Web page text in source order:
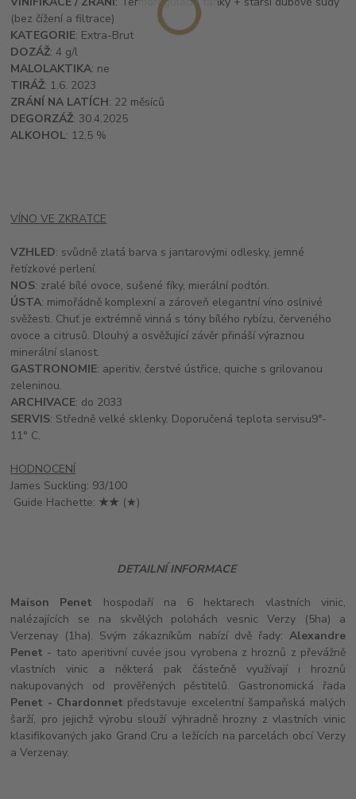
(bez čížení a filtrace)
KATEGORIE: Extra-Brut
DOZÁŽ: 4 g/l
MALOLAKTIKA: ne
TIRÁŽ: 1.6. 2023
ZRÁNÍ NA LATÍCH: 22 měsíců
DEGORZÁŽ: 30.4.2025
ALKOHOL: 12,5 %
VÍNO VE ZKRATCE
VZHLED: svůdně zlatá barva s jantarovými odlesky, jemné
řetízkové perlení.
NOS: zralé bílé ovoce, sušené fíky, mierální podtón.
ÚSTA: mimořádně komplexní a zároveň elegantní víno oslnivé
svěžesti. Chuť je extrémně vinná s tóny bílého rybízu, červeného
ovoce a citrusů. Dlouhý a osvěžující závěr přináší výraznou
minerální slanost.
GASTRONOMIE: aperitiv, čerstvé ústřice, quiche s grilovanou
zeleninou.
ARCHIVACE: do 2033
SERVIS: Středně velké sklenky. Doporučená teplota servisu9°-
11° C.
HODNOCENÍ
James Suckling: 93/100
Guide Hachette: ★★ (★)
DETAILNÍ INFORMACE
Maison Penet hospodaří na 6 hektarech vlastních vinic,
nalézajících se na skvělých polohách vesnic Verzy (5ha) a
Verzenay (1ha). Svým zákazníkům nabízí dvě řady: Alexandre
Penet - tato aperitivní cuvée jsou vyrobena z hroznů z převážně
vlastních vinic a některá pak částečně využívají i hroznů
nakupovaných od prověřených pěstitelů. Gastronomická řada
Penet - Chardonnet představuje excelentní šampaňská malých
šarží, pro jejichž výrobu slouží výhradně hrozny z vlastních vinic
klasifikovaných jako Grand Cru a ležících na parcelách obcí Verzy
a Verzenay.